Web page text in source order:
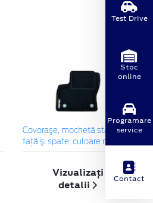
Covoraşe, mochetă standard
faţă şi spate, culoare neagră
Vizualizați
detalii
Test Drive
Stoc
online
Programare
service
Contact